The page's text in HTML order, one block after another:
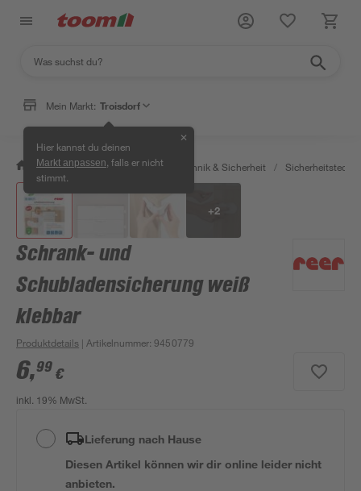
Mein Markt: Troisdorf
Hier kannst du deinen
Markt anpassen , falls er nicht
stimmt.
✕
/ Bauen & Renovieren / Haustechnik & Sicherheit /
+2
Schrank- und
Schubladensicherung weiß
klebbar
Produktdetails | Artikelnummer:9450779
6,99 €
inkl. 19% MwSt.
Lieferung nach Hause
Diesen Artikel können wir dir online leider nicht
anbieten.